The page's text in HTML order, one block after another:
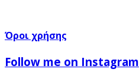
Όροι χρήσης
Follow me on Instagram